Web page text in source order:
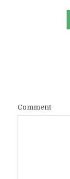
Comment